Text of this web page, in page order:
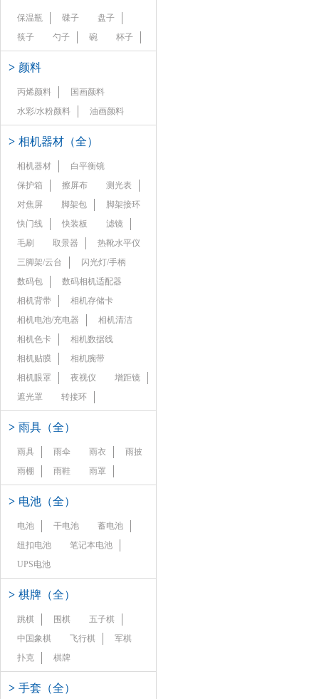
保温瓶 碟子
盘子
筷子
勺子 碗 杯子
> 颜料
丙烯颜料
国画颜料
水彩/水粉颜料
油画颜料
> 相机器材（全）
相机器材
白平衡镜
保护箱
擦屏布
测光表
对焦屏
脚架包
脚架接环
快门线
快装板
滤镜
毛刷
取景器
热靴水平仪
三脚架/云台
闪光灯/手柄
数码包
数码相机适配器
相机背带
相机存储卡
相机电池/充电器
相机清洁
相机色卡
相机数据线
相机贴膜
相机腕带
相机眼罩
夜视仪
增距镜
遮光罩
转接环
> 雨具（全）
雨具 雨伞 雨衣
雨披
雨棚
雨鞋 雨罩
> 电池（全）
电池 干电池
蓄电池
纽扣电池
笔记本电池
UPS电池
> 棋牌（全）
跳棋 围棋
五子棋
中国象棋
飞行棋
军棋
扑克
棋牌
> 手套（全）